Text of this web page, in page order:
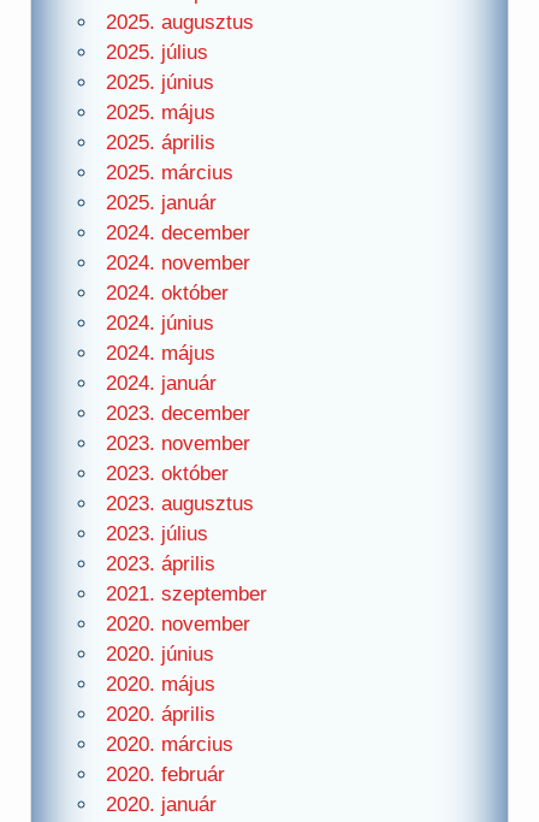
2025. augusztus
2025. július
2025. június
2025. május
2025. április
2025. március
2025. január
2024. december
2024. november
2024. október
2024. június
2024. május
2024. január
2023. december
2023. november
2023. október
2023. augusztus
2023. július
2023. április
2021. szeptember
2020. november
2020. június
2020. május
2020. április
2020. március
2020. február
2020. január